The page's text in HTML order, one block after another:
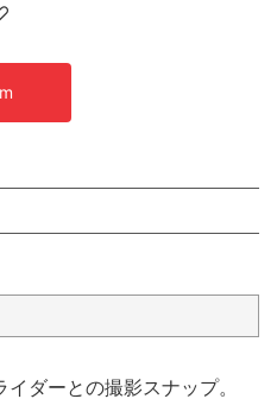
ダーとの撮影スナップ。